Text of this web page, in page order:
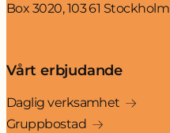
Box 3020, 103 61 Stockholm
Vårt erbjudande
Daglig verksamhet
Gruppbostad